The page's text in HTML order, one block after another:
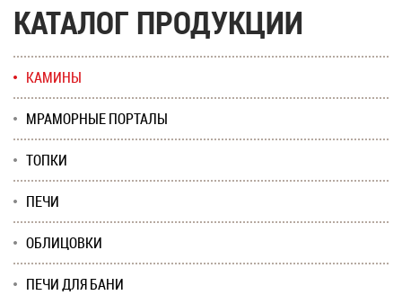
КАТАЛОГ ПРОДУКЦИИ
КАМИНЫ
МРАМОРНЫЕ ПОРТАЛЫ
ТОПКИ
ПЕЧИ
ОБЛИЦОВКИ
ПЕЧИ ДЛЯ БАНИ